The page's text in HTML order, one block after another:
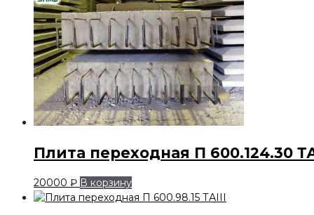
Плита переходная П 600.124.30
20000 ₽ В корзину